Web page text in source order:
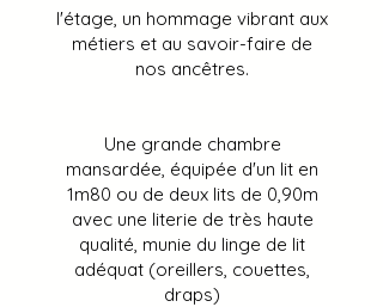
l'étage, un hommage vibrant aux
métiers et au savoir-faire de
nos ancêtres.
Une grande chambre
mansardée, équipée d'un lit en
1m80 ou de deux lits de 0,90m
avec une literie de très haute
qualité, munie du linge de lit
adéquat (oreillers, couettes,
draps)